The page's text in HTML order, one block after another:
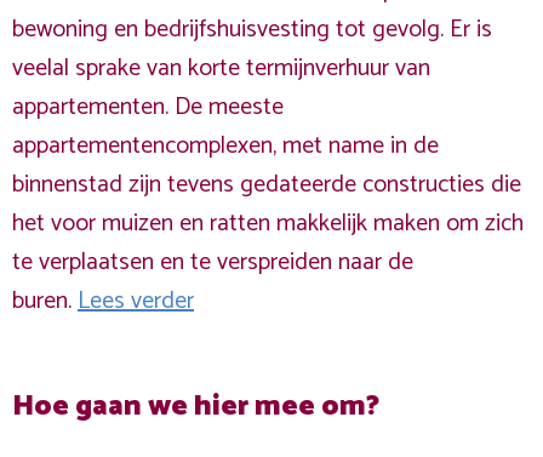
bewoning en bedrijfshuisvesting tot gevolg. Er is
veelal sprake van korte termijnverhuur van
appartementen. De meeste
appartementencomplexen, met name in de
binnenstad zijn tevens gedateerde constructies die
het voor muizen en ratten makkelijk maken om zich
te verplaatsen en te verspreiden naar de
buren.Lees verder
Hoe gaan we hier mee om?